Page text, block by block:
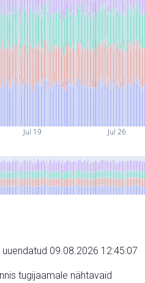
Jul 19 Jul 26
09.08.2026 12:45:07
tugijaamale nähtavaid